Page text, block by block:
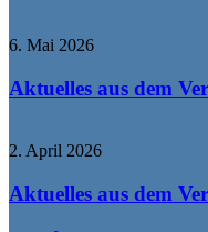
6. Mai 2026
Aktuelles aus dem
2. April 2026
Aktuelles aus dem